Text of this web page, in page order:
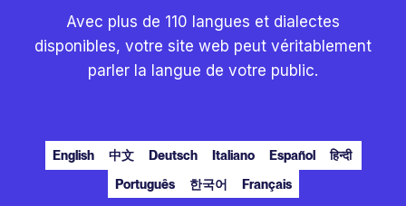
Avec plus de 110 langues et dialectes
disponibles, votre site web peut véritablement
parler la langue de votre public.
English 中文 Deutsch Italiano Español
हिन्दी
Português
한국어 Français